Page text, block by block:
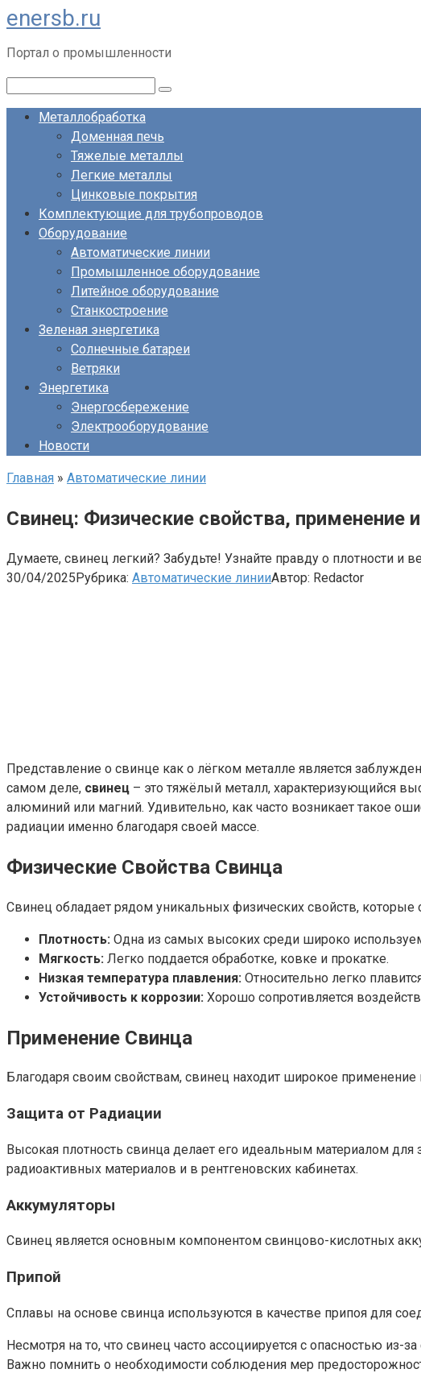
Перейти
к
контенту
enersb.ru
Портал о промышленности
Металлобработка
Доменная печь
Тяжелые металлы
Легкие металлы
Цинковые покрытия
Комплектующие для трубопроводов
Оборудование
Автоматические линии
Промышленное оборудование
Литейное оборудование
Станкостроение
Зеленая энергетика
Солнечные батареи
Ветряки
Энергетика
Энергосбережение
Электрооборудование
Новости
Главная » Автоматические линии
Свинец: Физические свойства, применение
Думаете, свинец легкий? Забудьте! Узнайте правду о плотности
30/04/2025Рубрика: Автоматические линииАвтор: Redactor
Представление о свинце как о лёгком металле является
самом деле, свинец – это тяжёлый металл, характеризующийся
алюминий или магний. Удивительно, как часто возникает такое
радиации именно благодаря своей массе.
Физические Свойства Свинца
Свинец обладает рядом уникальных физических свойств,
Плотность: Одна из самых высоких среди широко
Мягкость: Легко поддается обработке, ковке и прокатке.
Низкая температура плавления: Относительно легко
Устойчивость к коррозии: Хорошо сопротивляется
Применение Свинца
Благодаря своим свойствам, свинец находит широкое
Защита от Радиации
Высокая плотность свинца делает его идеальным материалом для
радиоактивных материалов и в рентгеновских кабинетах.
Аккумуляторы
Свинец является основным компонентом свинцово-кислотных
Припой
Сплавы на основе свинца используются в качестве припоя для
Несмотря на то, что свинец часто ассоциируется с опасностью
Важно помнить о необходимости соблюдения мер